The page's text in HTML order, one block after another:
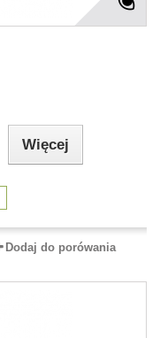
Więcej
Dodaj do porówania